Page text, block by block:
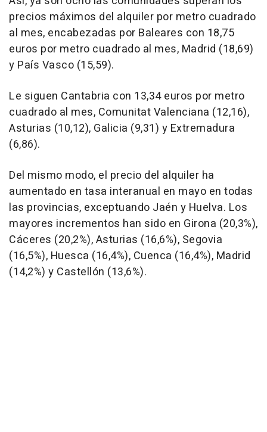
precios máximos del alquiler por metro cuadrado
al mes, encabezadas por Baleares con 18,75
euros por metro cuadrado al mes, Madrid (18,69)
y País Vasco (15,59).
Le siguen Cantabria con 13,34 euros por metro
cuadrado al mes, Comunitat Valenciana (12,16),
Asturias (10,12), Galicia (9,31) y Extremadura
(6,86).
Del mismo modo, el precio del alquiler ha
aumentado en tasa interanual en mayo en todas
las provincias, exceptuando Jaén y Huelva. Los
mayores incrementos han sido en Girona (20,3%),
Cáceres (20,2%), Asturias (16,6%), Segovia
(16,5%), Huesca (16,4%), Cuenca (16,4%), Madrid
(14,2%) y Castellón (13,6%).